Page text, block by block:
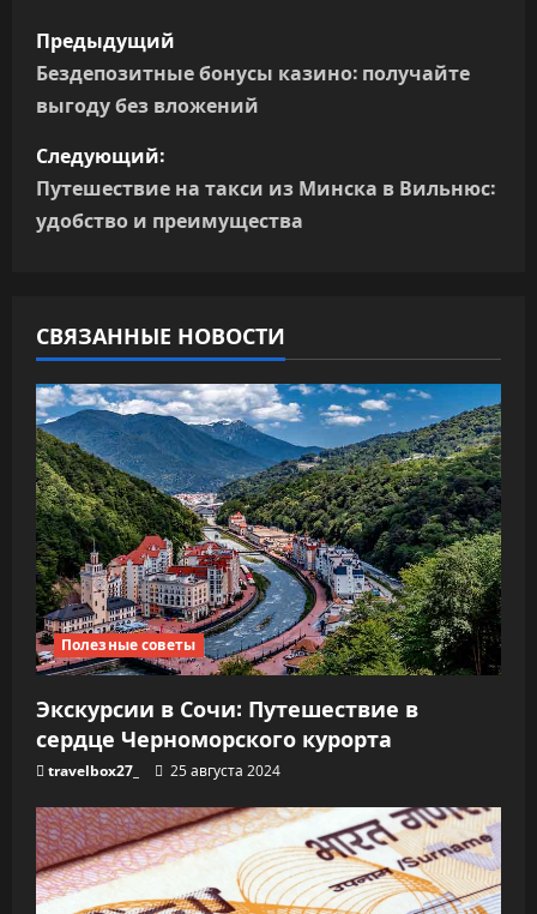
Н
а
в
и
г
ц
и
я
п
о
з
а
п
и
с
я
м
Предыдущий
Бездепозитные бонусы казино: получайте
выгоду без вложений
Следующий:
Путешествие на такси из Минска в Вильнюс:
удобство и преимущества
СВЯЗАННЫЕ НОВОСТИ
Полезные советы
Экскурсии в Сочи: Путешествие в
сердце Черноморского курорта
travelbox27_ 25 августа 2024